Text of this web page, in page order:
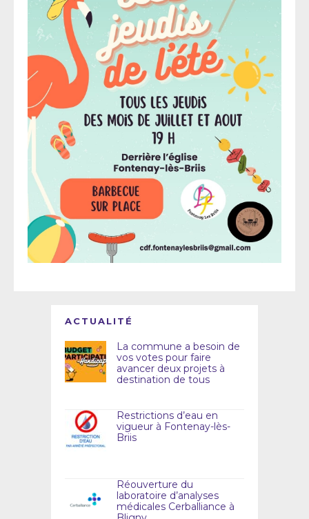
ACTUALITÉ
La commune a besoin de
vos votes pour faire
avancer deux projets à
destination de tous
Restrictions d’eau en
vigueur à Fontenay-lès-
Briis
Réouverture du
laboratoire d’analyses
médicales Cerballiance à